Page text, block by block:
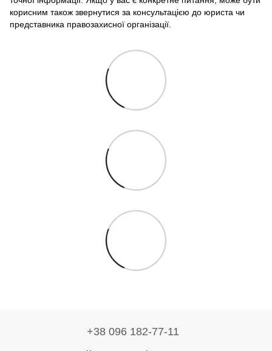
корисним також звернутися за консультацією до юриста чи
представника правозахисної організації.
+38 096 182-77-11